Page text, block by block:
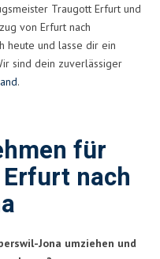
Traugott Erfurt und
von Erfurt nach
heute und lasse dir ein
sind dein zuverlässiger
.
für
nach
Jona umziehen und